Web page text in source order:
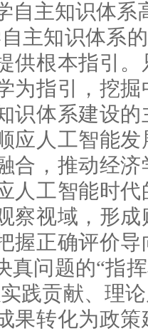
自主知识体系
主知识体系
供根本指引
为指引，挖
识体系建设
应人工智能
合，推动经
人工智能时
察视域，形
握正确评价
真问题的“指
践贡献、理
果转化为政